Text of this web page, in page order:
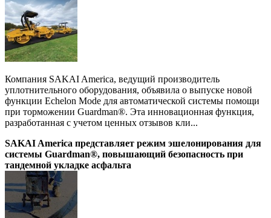
Компания SAKAI America, ведущий производитель
уплотнительного оборудования, объявила о выпуске новой
функции Echelon Mode для автоматической системы помощи
при торможении Guardman®. Эта инновационная функция,
разработанная с учетом ценных отзывов кли...
SAKAI America представляет режим эшелонирования для
системы Guardman®, повышающий безопасность при
тандемной укладке асфальта